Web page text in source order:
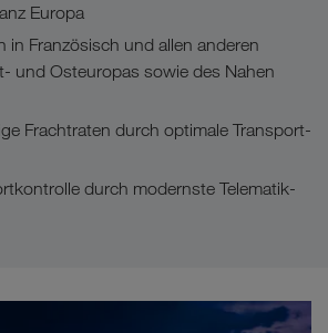
Europa
in Französisch und allen anderen
und Osteuropas sowie des Nahen
Frachtraten durch optimale Transport-
durch modernste Telematik-